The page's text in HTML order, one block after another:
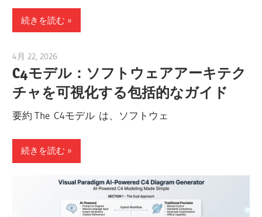
続きを読む
4月 22, 2026
C4モデル：ソフトウェアアーキテク
チャを可視化する包括的なガイド
要約 The C4モデル は、ソフトウェ
続きを読む